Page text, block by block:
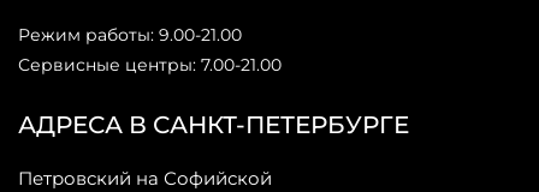
АДРЕСА В САНКТ-ПЕТЕРБУРГЕ
Петровский на Софийской
Режим работы: 9.00-21.00
Сервисные центры: 7.00-21.00